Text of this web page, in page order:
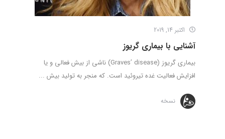
اکتبر 14, 2019
آشنایی با بیماری گریوز
بیماری گریوز (Graves’ disease) ناشی از بیش فعالی و یا
افزایش فعالیت غده تیروئید است. که منجر به تولید بیش ...
نسخه